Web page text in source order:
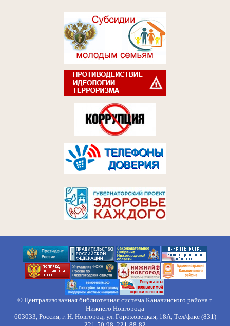
© Централизованная библиотечная система Канавинского района г.
Нижнего Новгорода
603033, Россия, г. Н. Новгород, ул. Гороховецкая, 18А, Тел/факс (831)